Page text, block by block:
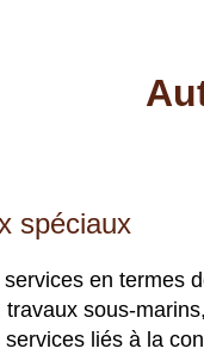
spéciaux
en termes
sous-
liés à la